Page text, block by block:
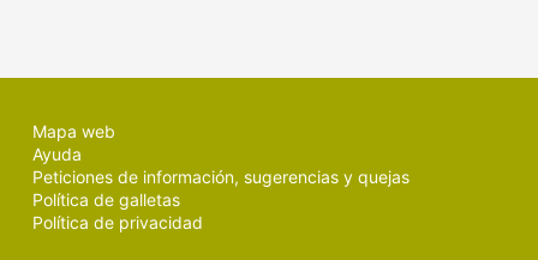
Mapa web
Ayuda
Peticiones de información, sugerencias y quejas
Política de galletas
Política de privacidad